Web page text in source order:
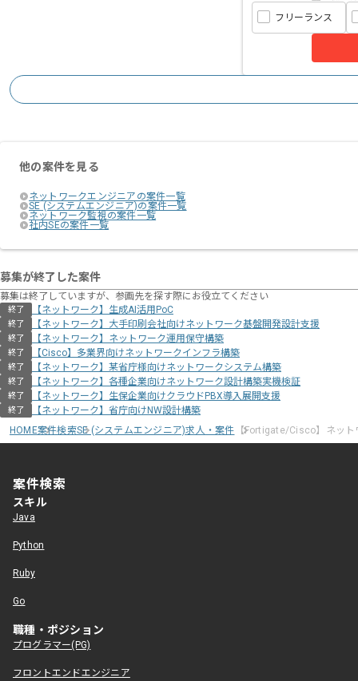
フリーランス
他の案件を見る
ネットワークエンジニアの案件一覧
SE (システムエンジニア)の案件一覧
ネットワーク監視の案件一覧
社内SEの案件一覧
募集が終了した案件
募集は終了していますが、参画先を探す際にお役立てください
終了 【ネットワーク】生成AI活用PoC
終了 【ネットワーク】大手印刷会社向けネットワーク基盤開発設計支援
終了 【ネットワーク】ネットワーク運用保守構築
終了 【Cisco】多業界向けネットワークインフラ構築
終了 【ネットワーク】某省庁様向けネットワークシステム構築
終了 【ネットワーク】各種企業向けネットワーク設計構築実機検証
終了 【ネットワーク】生保企業向けクラウドPBX導入展開支援
終了
【ネットワーク】省庁向けNW設計構築
HOME案件検索SE (システムエンジニア)求人・案件 【Fortigate/Cisco】ネッ
案件検索
スキル
Java
Python
Ruby
Go
職種・ポジション
プログラマー(PG)
フロントエンドエンジニア